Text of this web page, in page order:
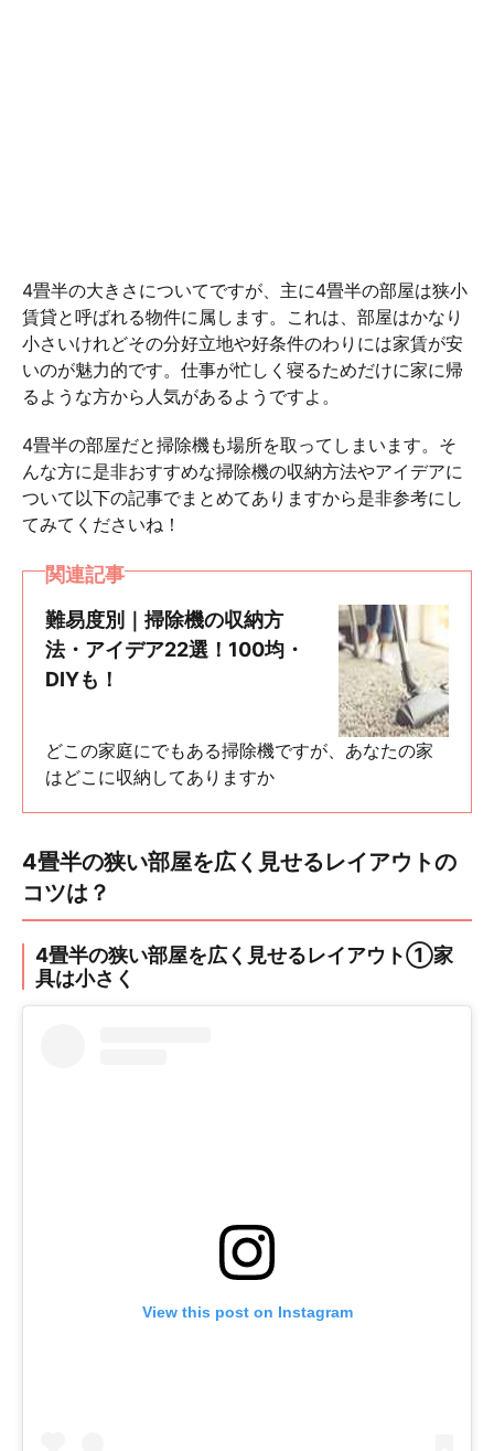
4畳半の大きさについてですが、主に4畳半の部屋は狭小
賃貸と呼ばれる物件に属します。これは、部屋はかなり
小さいけれどその分好立地や好条件のわりには家賃が安
いのが魅力的です。仕事が忙しく寝るためだけに家に帰
るような方から人気があるようですよ。
4畳半の部屋だと掃除機も場所を取ってしまいます。そ
んな方に是非おすすめな掃除機の収納方法やアイデアに
ついて以下の記事でまとめてありますから是非参考にし
てみてくださいね！
関連記事
難易度別｜掃除機の収納方
法・アイデア22選！100均・
DIYも！
どこの家庭にでもある掃除機ですが、あなたの家
はどこに収納してありますか
4畳半の狭い部屋を広く見せるレイアウトの
コツは？
4畳半の狭い部屋を広く見せるレイアウト①家
具は小さく
View this post on Instagram